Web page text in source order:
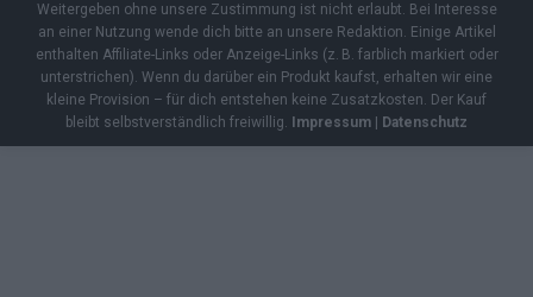
Weitergeben ohne unsere Zustimmung ist nicht erlaubt. Bei Interesse
an einer Nutzung wende dich bitte an unsere Redaktion. Einige Artikel
enthalten Affiliate-Links oder Anzeige-Links (z. B. farblich markiert oder
unterstrichen). Wenn du darüber ein Produkt kaufst, erhalten wir eine
kleine Provision – für dich entstehen keine Zusatzkosten. Der Kauf
bleibt selbstverständlich freiwillig.
Impressum Datenschutz